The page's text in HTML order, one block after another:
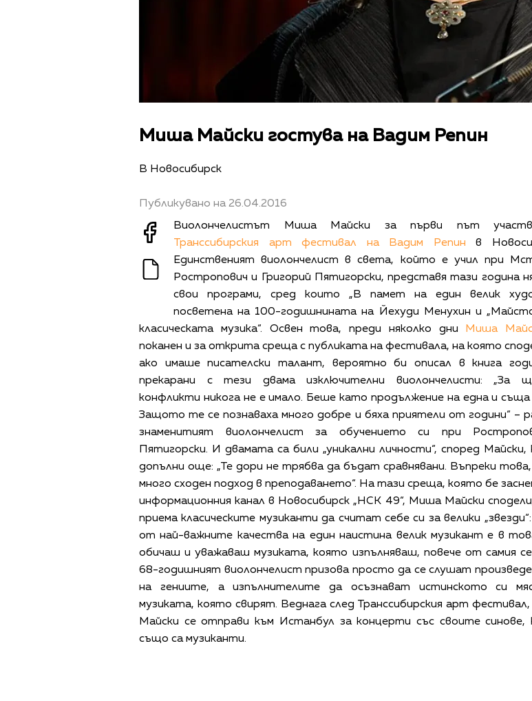
Миша Майски гостува на Вадим Репин
В Новосибирск
Публикувано на 26.04.2016
Виолончелистът Миша Майски за първи път
Транссибирския арт фестивал на Вадим Репин в
Единственият виолончелист в света, който е учил при
Ростропович и Григорий Пятигорски, представя тази година
свои програми, сред които „В памет на един велик
посветена на 100-годишнината на Йехуди Менухин и
класическата музика“. Освен това, преди няколко дни
Миша
поканен и за открита среща с публиката на фестивала, на която
ако имаше писателски талант, вероятно би описал в книга
прекарани с тези двама изключителни виолончелисти: „За
конфликти никога не е имало. Беше като продължение на една и съща
Защото те се познаваха много добре и бяха приятели от години“ –
знаменитият виолончелист за обучението си при
Пятигорски. И двамата са били „уникални личности“, според Майски,
допълни още: „Те дори не трябва да бъдат сравнявани. Въпреки
много сходен подход в преподаването“. На тази среща, която бе
информационния канал в Новосибирск „НСК 49“, Миша Майски
приема класическите музиканти да считат себе си за велики
от най-важните качества на един наистина велик музикант е в
обичаш и уважаваш музиката, която изпълняваш, повече от самия
68-годишният виолончелист призова просто да се слушат
на гениите, а изпълнителите да осъзнават истинското си
музиката, която свирят. Веднага след Транссибирския арт
Майски се отправи към Истанбул за концерти със своите синове,
също са музиканти.